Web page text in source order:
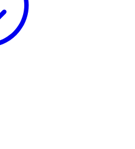
Skenstyrningar